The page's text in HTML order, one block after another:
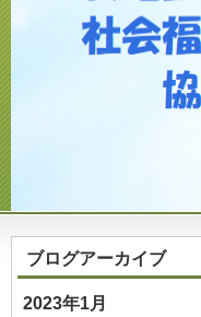
ブログアーカイブ
2023年1月